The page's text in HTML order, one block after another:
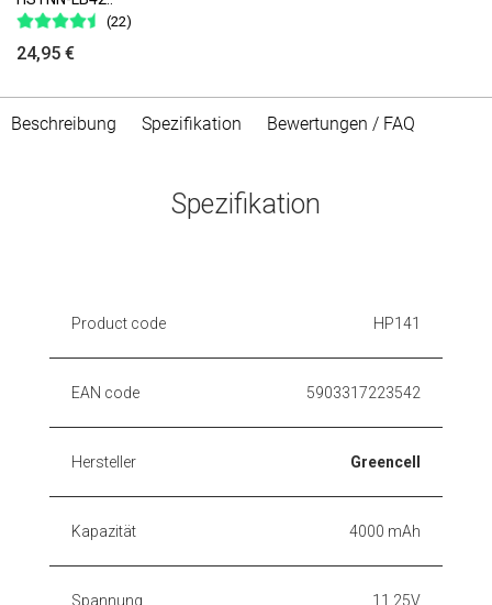
(22)
24,95 €
Beschreibung Spezifikation Bewertungen / FAQ
Spezifikation
Product code HP141
EAN code 5903317223542
Hersteller Greencell
Kapazität 4000 mAh
Spannung 11.25V